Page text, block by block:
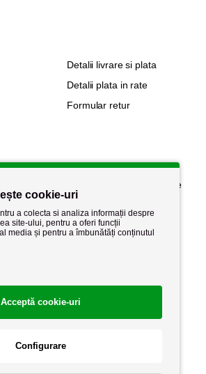
Detalii livrare si plata
Detalii plata in rate
Formular retur
Politica de confidențialitate
Termeni si conditii
cookie-uri
a colecta si analiza informații despre
site-ului, pentru a oferi funcții
media și pentru a îmbunătăți conținutul
Acceptă cookie-uri
Configurare